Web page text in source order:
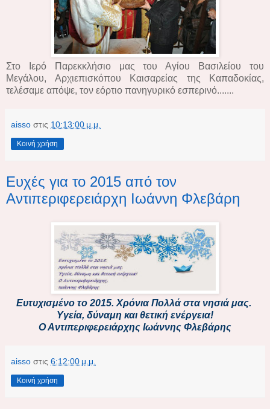
Στο Ιερό Παρεκκλήσιο μας του Αγίου Βασιλείου του
Μεγάλου, Αρχιεπισκόπου Καισαρείας της Καπαδοκίας,
τελέσαμε απόψε, τον εόρτιο πανηγυρικό εσπερινό.......
aisso στις 10:13:00 μ.μ.
Κοινή χρήση
Ευχές για το 2015 από τον
Αντιπεριφερειάρχη Ιωάννη Φλεβάρη
Ευτυχισμένο το 2015. Χρόνια Πολλά στα νησιά μας.
Υγεία, δύναμη και θετική ενέργεια!
Ο Αντιπεριφερειάρχης Ιωάννης Φλεβάρης
aisso στις 6:12:00 μ.μ.
Κοινή χρήση